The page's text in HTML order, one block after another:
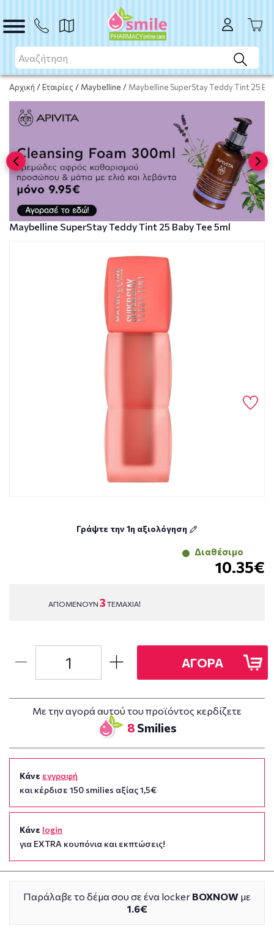
Αρχική /Εταιρίες / Maybelline / Maybelline SuperStay Teddy Tint 25
ΑΓΟΡΑ
Maybelline SuperStay Teddy Tint 25 Baby Tee 5ml
Γράψτε την 1η αξιολόγηση
Διαθέσιμο
10.35€
ΑΠΟΜΕΝΟΥΝ 3 ΤΕΜΑΧΙΑ!
ΑΓΟΡΑ
Με την αγορά αυτού του προϊόντος κερδίζετε
8 Smilies
Κάνε εγγραφή
και κέρδισε 150 smilies αξίας 1,5€
Κάνε login
για EXTRA κουπόνια και εκπτώσεις!
Παράλαβε το δέμα σου σε ένα locker BOXNOW με
1.6€